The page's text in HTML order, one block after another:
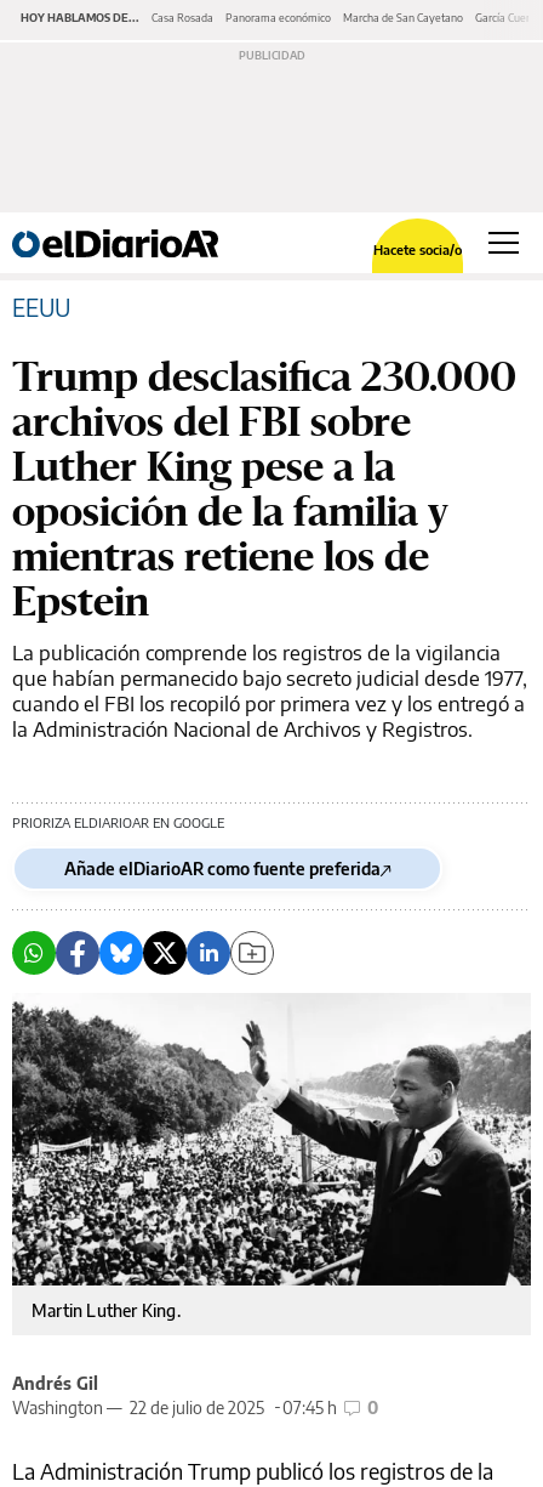
HOY HABLAMOS DE... Casa Rosada Panorama económico Marcha de San Cayetano García Cuerva
Hacete socia/o
EEUU
Trump desclasifica 230.000
archivos del FBI sobre
Luther King pese a la
oposición de la familia y
mientras retiene los de
Epstein
La publicación comprende los registros de la vigilancia
que habían permanecido bajo secreto judicial desde 1977,
cuando el FBI los recopiló por primera vez y los entregó a
la Administración Nacional de Archivos y Registros.
PRIORIZA ELDIARIOAR EN GOOGLE
Añade elDiarioAR como fuente preferida
Martin Luther King.
Andrés Gil
Washington — 22 de julio de 2025 07:45 h 0
La Administración Trump publicó los registros de la